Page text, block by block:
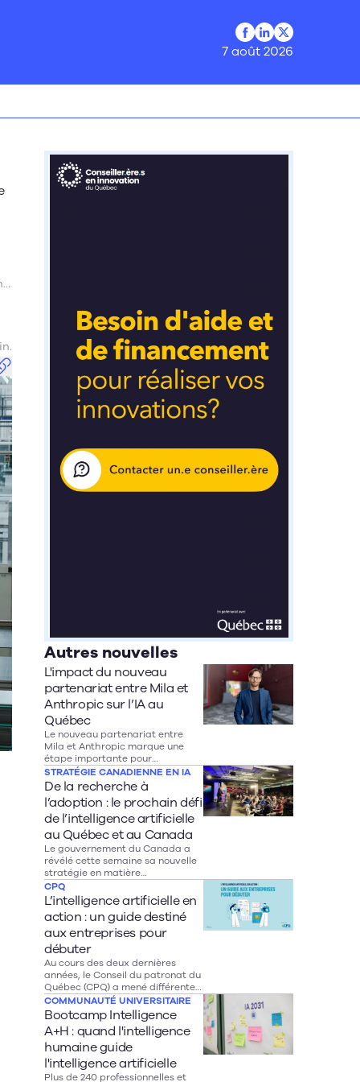
Profil Facebook
Profil LinkedIn
Profil Twitter
7 août 2026
Autres nouvelles
L'impact du nouveau
partenariat entre Mila et
Anthropic sur l’IA au
Québec
Le nouveau partenariat entre
Mila et Anthropic marque une
étape importante pour
l’intelligence artificielle au
Québec. En donnant aux
chercheurs montréalais un accès
direct aux modèles Claude et en
injectant 10 millions de dollars
dans la recherche canadienne en
IA, cette entente pourrait
accélérer l’innovation dans des
secteurs clés comme la santé, la
robotique et le développement
durable. Au-delà de la recherche,
son véritable impact se mesurera
toutefois à sa capacité à combler
l’écart entre les découvertes
scientifiques du Québec et leur
adoption par les entreprises.
STRATÉGIE CANADIENNE EN IA
De la recherche à
l’adoption : le prochain défi
de l’intelligence artificielle
au Québec et au Canada
Le gouvernement du Canada a
révélé cette semaine sa nouvelle
stratégie en matière
d’intelligence artificielle, L’IA pour
tous. Après un dévoilement à
Toronto la veille, le lancement
public officiel s’est déroulé dans
les bureaux du Mila, à Montréal.
Ambitieuse, cette stratégie
propose des mesures très
attendues pour instaurer la
confiance, générer des
opportunités et renforcer notre
souveraineté numérique.
CPQ
L’intelligence artificielle en
action : un guide destiné
aux entreprises pour
débuter
Au cours des deux dernières
années, le Conseil du patronat du
Québec (CPQ) a mené différentes
initiatives entourant l’intelligence
artificielle, qui ont fait émerger
une constante: de nombreuses
entreprises sont conscientes de
leur défi d’adoption des nouvelles
technologies, mais sont freinées
par leurs difficultés à identifier
COMMUNAUTÉ UNIVERSITAIRE
Bootcamp Intelligence
A+H : quand l'intelligence
humaine guide
l'intelligence artificielle
Plus de 240 professionnelles et